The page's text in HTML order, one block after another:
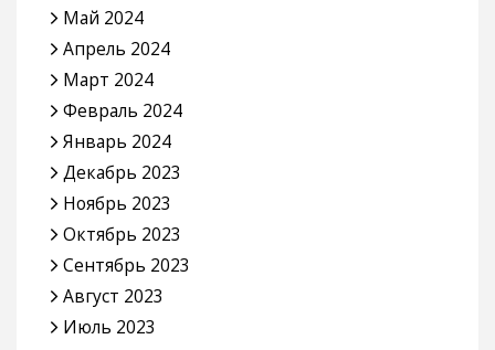
Май 2024
Апрель 2024
Март 2024
Февраль 2024
Январь 2024
Декабрь 2023
Ноябрь 2023
Октябрь 2023
Сентябрь 2023
Август 2023
Июль 2023